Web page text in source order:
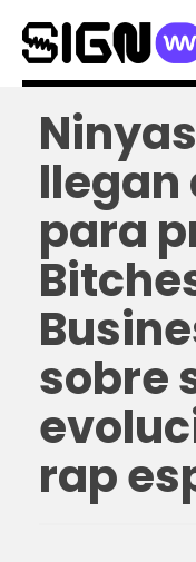
llegan
para
sobre
rap